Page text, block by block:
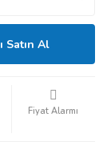
Satın Al
Fiyat Alarmı